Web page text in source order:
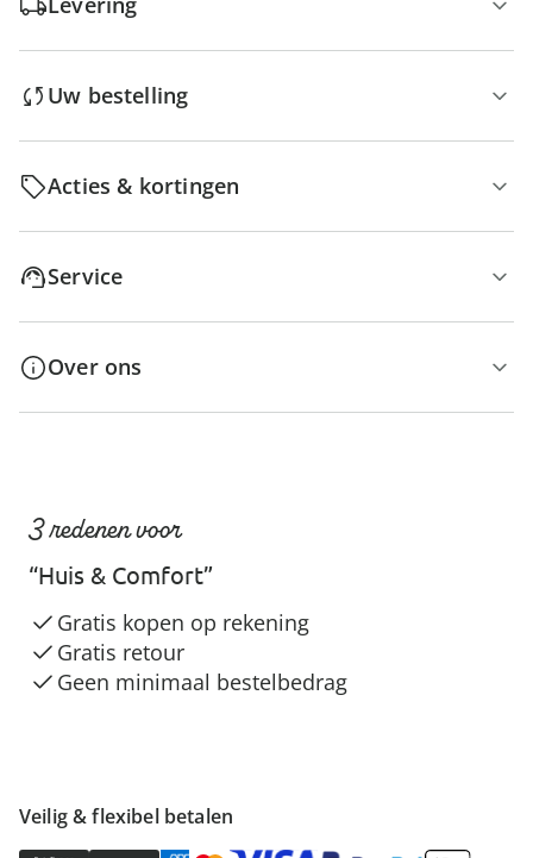
Uw bestelling
Acties & kortingen
Service
Over ons
Veilig & flexibel betalen
3 redenen voor
“Huis & Comfort”
Gratis kopen op rekening
Gratis retour
Geen minimaal bestelbedrag